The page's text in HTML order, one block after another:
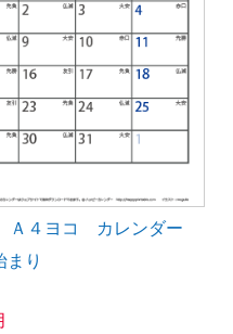
Ａ４ヨコ カレンダー
り